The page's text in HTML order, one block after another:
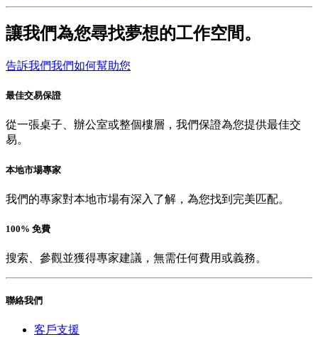
讓我們為您尋找夢想的工作空間。
告訴我們我們如何幫助您
最佳交易保證
從一張桌子、辦公室或整個樓層，我們保證為您提供最佳交
易。
本地市場專家
我們的專家對本地市場有深入了解，為您找到完美匹配。
100% 免費
搜索、參觀並獲得專家建議，無需任何費用或義務。
聯絡我們
客戶支援